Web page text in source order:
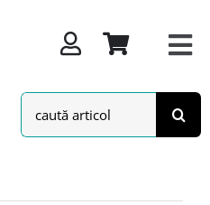
Search
for: